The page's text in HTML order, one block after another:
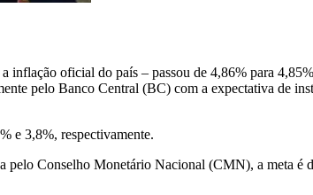
oficial do país – passou de 4,86% para
pelo Banco Central (BC) com a expectativa de
e 3,8%, respectivamente.
pelo Conselho Monetário Nacional (CMN), a meta é